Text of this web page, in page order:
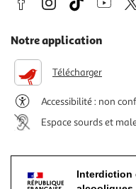
Notre application
Télécharger
Accessibilité : non
Espace sourds et
Interdiction